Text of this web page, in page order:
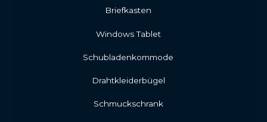
Briefkasten
Windows Tablet
Schubladenkommode
Drahtkleiderbügel
Schmuckschrank